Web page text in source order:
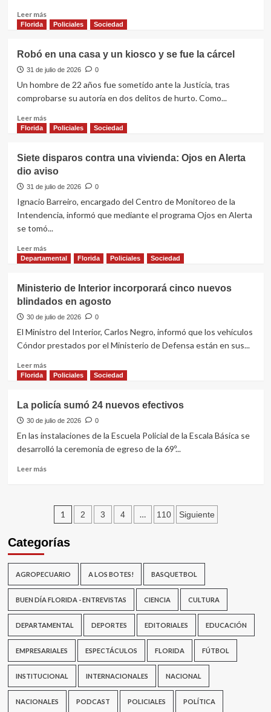
una
vivienda
Leer másLeer
más
cables,
lo
agarraron
y
fue
Florida Policiales Sociedad
Robó en una casa y un kiosco y se fue la cárcel
31 de julio de 2026 0
Un hombre de 22 años fue sometido ante la Justicia, tras
comprobarse su autoría en dos delitos de hurto. Como...
Leer másLeer
más
en
una
casa
y
kiosco
y
fue
la
Florida Policiales Sociedad
Siete disparos contra una vivienda: Ojos en Alerta
dio aviso
31 de julio de 2026 0
Ignacio Barreiro, encargado del Centro de Monitoreo de la
Intendencia, informó que mediante el programa Ojos en Alerta
se tomó...
Leer másLeer
más
disparos
contra
una
vivienda:
en
dio
Departamental Florida Policiales Sociedad
Ministerio de Interior incorporará cinco nuevos
blindados en agosto
30 de julio de 2026 0
El Ministro del Interior, Carlos Negro, informó que los vehículos
Cóndor prestados por el Ministerio de Defensa están en sus...
Leer másLeer
más
de
Interior
incorporará
cinco
blindados
Florida Policiales Sociedad
La policía sumó 24 nuevos efectivos
30 de julio de 2026 0
En las instalaciones de la Escuela Policial de la Escala Básica se
desarrolló la ceremonia de egreso de la 69º...
Leer másLeer
policía
sumó
nuevos
Paginación
de
1 2 3 4 … 110 Siguiente
Categorías
AGROPECUARIO A LOS BOTES! BASQUETBOL
BUEN DÍA FLORIDA - ENTREVISTAS CIENCIA CULTURA
DEPARTAMENTAL DEPORTES EDITORIALES EDUCACIÓN
EMPRESARIALES ESPECTÁCULOS FLORIDA FÚTBOL
INSTITUCIONAL INTERNACIONALES NACIONAL
NACIONALES PODCAST POLICIALES POLÍTICA